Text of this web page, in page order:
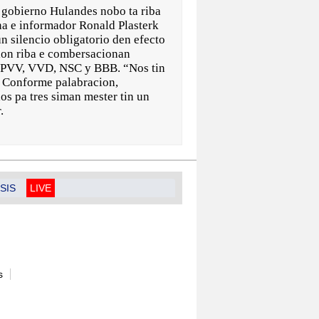
Hulandes nobo ta riba
e informador Ronald Plasterk
silencio obligatorio den efecto
riba e combersacionan
VVD, NSC y BBB. “Nos tin
palabracion,
pa tres siman mester tin un
LIVE